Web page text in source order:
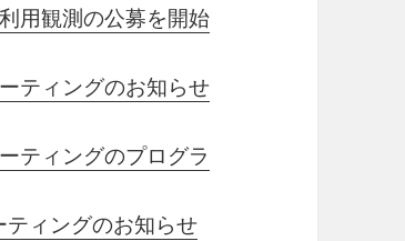
用観測の公募を開始
ティングのお知らせ
ティングのプログラ
ィングのお知らせ